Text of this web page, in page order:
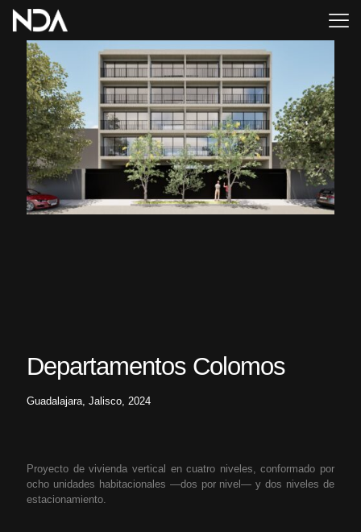
Departamentos Colomos
Guadalajara, Jalisco, 2024
Proyecto de vivienda vertical en cuatro niveles, conformado por
ocho unidades habitacionales —dos por nivel— y dos niveles de
estacionamiento.